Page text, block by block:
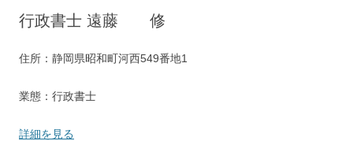
行政書士 遠藤 修
住所：静岡県昭和町河西549番地1
業態：行政書士
詳細を見る